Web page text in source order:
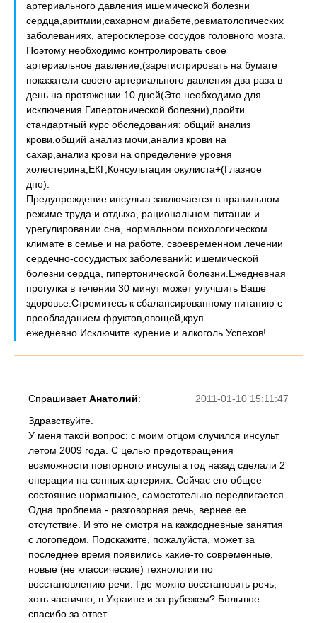
артериального давления ишемической болезни
сердца,аритмии,сахарном диабете,ревматологических
заболеваниях, атеросклерозе сосудов головного мозга.
Поэтому необходимо контролировать свое
артериальное давление,(зарегистрировать на бумаге
показатели своего артериального давления два раза в
день на протяжении 10 дней(Это необходимо для
исключения Гипертонической болезни),пройти
стандартный курс обследования: общий анализ
крови,общий анализ мочи,анализ крови на
сахар,анализ крови на определение уровня
холестерина,ЕКГ,Консультация окулиста+(Глазное
дно).
Предупреждение инсульта заключается в правильном
режиме труда и отдыха, рациональном питании и
урегулировании сна, нормальном психологическом
климате в семье и на работе, своевременном лечении
сердечно-сосудистых заболеваний: ишемической
болезни сердца, гипертонической болезни.Ежедневная
прогулка в течении 30 минут может улучшить Ваше
здоровье.Стремитесь к сбалансированному питанию с
преобладанием фруктов,овощей,круп
ежедневно.Исключите курение и алкоголь.Успехов!
2011-01-10 15:11:47
СпрашиваетАнатолий:
Здравствуйте.
У меня такой вопрос: с моим отцом случился инсульт
летом 2009 года. С целью предотвращения
возможности повторного инсульта год назад сделали 2
операции на сонных артериях. Сейчас его общее
состояние нормальное, самостотельно передвигается.
Одна проблема - разговорная речь, вернее ее
отсутствие. И это не смотря на каждодневные занятия
с логопедом. Подскажите, пожалуйста, может за
последнее время появились какие-то современные,
новые (не классические) технологии по
восстановлению речи. Где можно восстановить речь,
хоть частично, в Украине и за рубежем? Большое
спасибо за ответ.